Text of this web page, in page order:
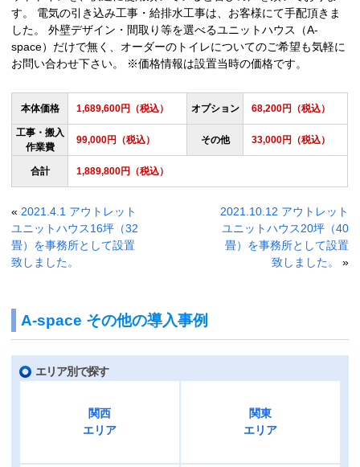
す。 電気の引き込み工事・給排水工事は、お客様にて手配頂きま
した。 外壁デザイン・間取り等を選べるユニットハウス（A-
space）だけで無く、オーダーのトイレについてのご希望も気軽に
お問い合わせ下さい。 ※価格情報は設置当時の価格です。
本体価格 1,689,600円（税込） オプション 68,200円（税込）
工事・搬入
作業費
99,000円（税込） その他 33,000円（税込）
合計 1,889,800円（税込）
« 2021.4.1 アウトレット
ユニットハウス16坪（32
畳）を事務所として設置
致しました。
2021.10.12 アウトレット
ユニットハウス20坪（40
畳）を事務所として設置
致しました。
»
A-space その他の導入事例
エリア別で探す
関西
エリア
関東
エリア